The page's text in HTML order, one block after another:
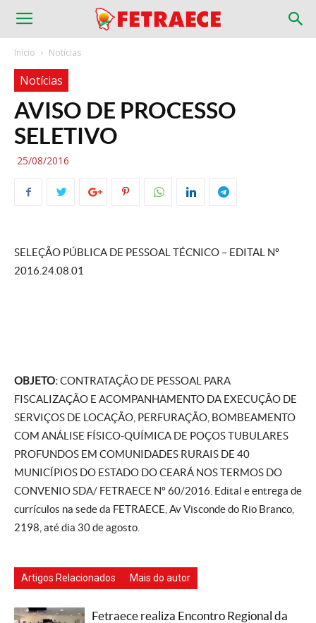
Início Notícias
Notícias
AVISO DE PROCESSO
SELETIVO
25/08/2016
SELEÇÃO PÚBLICA DE PESSOAL TÉCNICO – EDITAL Nº
2016.24.08.01
OBJETO:CONTRATAÇÃO DE PESSOAL PARA
FISCALIZAÇÃO E ACOMPANHAMENTO DA EXECUÇÃO DE
SERVIÇOS DE LOCAÇÃO, PERFURAÇÃO, BOMBEAMENTO
COM ANÁLISE FÍSICO-QUÍMICA DE POÇOS TUBULARES
PROFUNDOS EM COMUNIDADES RURAIS DE 40
MUNICÍPIOS DO ESTADO DO CEARÁ NOS TERMOS DO
CONVENIO SDA/ FETRAECE Nº 60/2016. Edital e entrega de
currículos na sede da FETRAECE, Av Visconde do Rio Branco,
2198, até dia 30 de agosto.
Artigos Relacionados Mais do autor
Fetraece realiza Encontro Regional da